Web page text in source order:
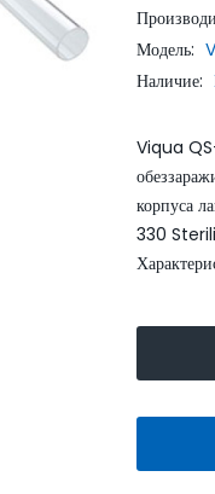
Модель:
Наличие:
Viqua
корпуса
330